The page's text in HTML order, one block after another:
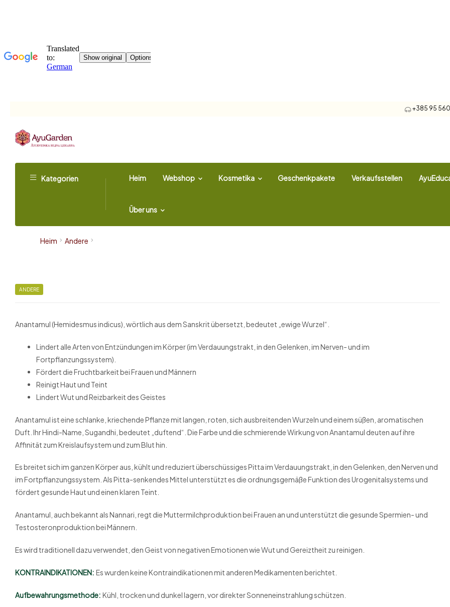
+385 95 560
Kategorien Heim Webshop Kosmetika Geschenkpakete Verkaufsstellen
Über uns
Heim Andere
ANDERE
Anantamul (Hemidesmus indicus), wörtlich aus dem Sanskrit übersetzt, bedeutet „ewige Wurzel“.
Lindert alle Arten von Entzündungen im Körper (im Verdauungstrakt, in den Gelenken, im Nerven- und im
Fortpflanzungssystem).
Fördert die Fruchtbarkeit bei Frauen und Männern
Reinigt Haut und Teint
Lindert Wut und Reizbarkeit des Geistes
Anantamul ist eine schlanke, kriechende Pflanze mit langen, roten, sich ausbreitenden Wurzeln und einem süßen, aromatischen
Duft. Ihr Hindi-Name, Sugandhi, bedeutet „duftend“. Die Farbe und die schmierende Wirkung von Anantamul deuten auf ihre
Affinität zum Kreislaufsystem und zum Blut hin.
Es breitet sich im ganzen Körper aus, kühlt und reduziert überschüssiges Pitta im Verdauungstrakt, in den Gelenken, den Nerven und
im Fortpflanzungssystem. Als Pitta-senkendes Mittel unterstützt es die ordnungsgemäße Funktion des Urogenitalsystems und
fördert gesunde Haut und einen klaren Teint.
Anantamul, auch bekannt als Nannari, regt die Muttermilchproduktion bei Frauen an und unterstützt die gesunde Spermien- und
Testosteronproduktion bei Männern.
Es wird traditionell dazu verwendet, den Geist von negativen Emotionen wie Wut und Gereiztheit zu reinigen.
KONTRAINDIKATIONEN: Es wurden keine Kontraindikationen mit anderen Medikamenten berichtet.
Aufbewahrungsmethode: Kühl, trocken und dunkel lagern, vor direkter Sonneneinstrahlung schützen.